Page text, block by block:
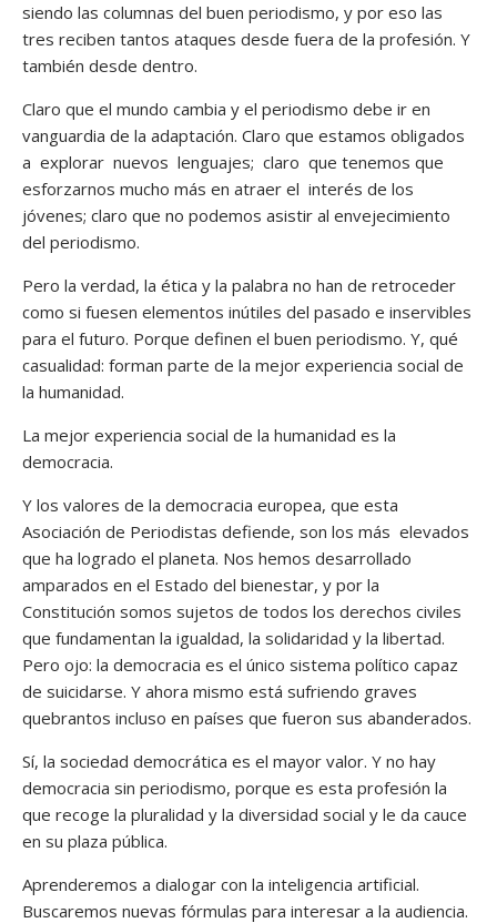
siendo las columnas del buen periodismo, y por eso las
tres reciben tantos ataques desde fuera de la profesión. Y
también desde dentro.
Claro que el mundo cambia y el periodismo debe ir en
vanguardia de la adaptación. Claro que estamos obligados
a explorar nuevos lenguajes; claro que tenemos que
esforzarnos mucho más en atraer el interés de los
jóvenes; claro que no podemos asistir al envejecimiento
del periodismo.
Pero la verdad, la ética y la palabra no han de retroceder
como si fuesen elementos inútiles del pasado e inservibles
para el futuro. Porque definen el buen periodismo. Y, qué
casualidad: forman parte de la mejor experiencia social de
la humanidad.
La mejor experiencia social de la humanidad es la
democracia.
Y los valores de la democracia europea, que esta
Asociación de Periodistas defiende, son los más elevados
que ha logrado el planeta. Nos hemos desarrollado
amparados en el Estado del bienestar, y por la
Constitución somos sujetos de todos los derechos civiles
que fundamentan la igualdad, la solidaridad y la libertad.
Pero ojo: la democracia es el único sistema político capaz
de suicidarse. Y ahora mismo está sufriendo graves
quebrantos incluso en países que fueron sus abanderados.
Sí, la sociedad democrática es el mayor valor. Y no hay
democracia sin periodismo, porque es esta profesión la
que recoge la pluralidad y la diversidad social y le da cauce
en su plaza pública.
Aprenderemos a dialogar con la inteligencia artificial.
Buscaremos nuevas fórmulas para interesar a la audiencia.